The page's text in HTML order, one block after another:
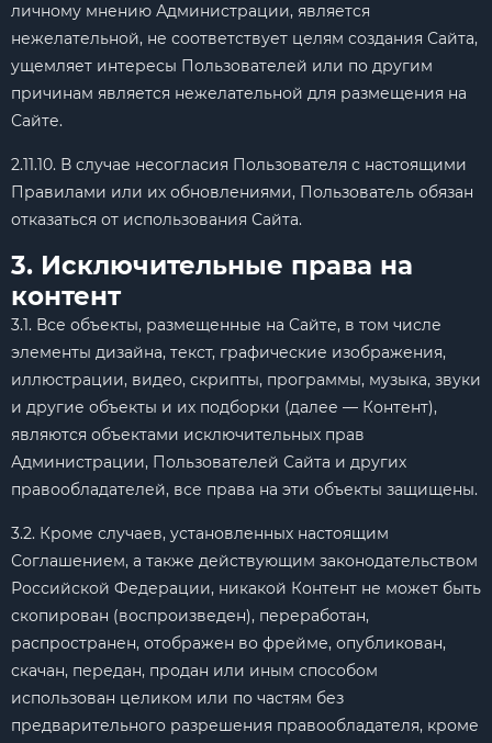
личному мнению Администрации, является
нежелательной, не соответствует целям создания Сайта,
ущемляет интересы Пользователей или по другим
причинам является нежелательной для размещения на
Сайте.
2.11.10. В случае несогласия Пользователя с настоящими
Правилами или их обновлениями, Пользователь обязан
отказаться от использования Сайта.
3. Исключительные права на
контент
3.1. Все объекты, размещенные на Сайте, в том числе
элементы дизайна, текст, графические изображения,
иллюстрации, видео, скрипты, программы, музыка, звуки
и другие объекты и их подборки (далее — Контент),
являются объектами исключительных прав
Администрации, Пользователей Сайта и других
правообладателей, все права на эти объекты защищены.
3.2. Кроме случаев, установленных настоящим
Соглашением, а также действующим законодательством
Российской Федерации, никакой Контент не может быть
скопирован (воспроизведен), переработан,
распространен, отображен во фрейме, опубликован,
скачан, передан, продан или иным способом
использован целиком или по частям без
предварительного разрешения правообладателя, кроме